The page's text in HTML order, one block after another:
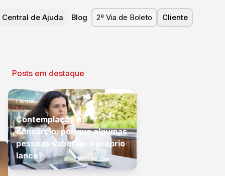
Central de Ajuda Blog 2ª Via de Boleto Cliente
Posts em destaque
Lance
Contemplação no
consórcio: por que algumas
pessoas sabotam o próprio
lance?